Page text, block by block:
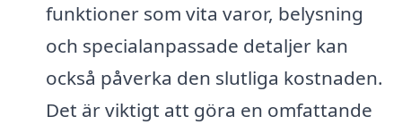
funktioner som vita varor, belysning
och specialanpassade detaljer kan
också påverka den slutliga kostnaden.
Det är viktigt att göra en omfattande